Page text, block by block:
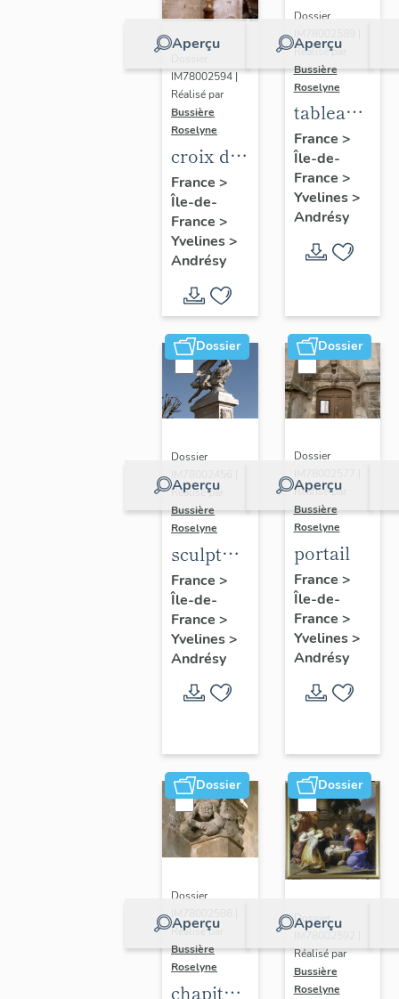
Aperçu
IM78002594 |
Réalisé par
Bussière
Roselyne
croix de
procession
n°2
France >
Île-de-
France >
Yvelines>
Andrésy
Aperçu
Dossier
Réalisé par
Bussière
Roselyne
tableau :
Le
Christ et
la veuve
de Naïm
France >
Île-de-
France >
Yvelines>
Andrésy
Dossier
Aperçu
Dossier
Réalisé par
Bussière
Roselyne
sculpture
: Victoire
jouant
de la
trompette
France >
Île-de-
France >
Yvelines>
Andrésy
Dossier
Aperçu
Dossier
Réalisé par
Bussière
Roselyne
portail
France >
Île-de-
France >
Yvelines>
Andrésy
Dossier
Aperçu
Dossier
Réalisé par
Bussière
Roselyne
chapiteau
Dossier
Aperçu
Dossier
IM78002592 |
Réalisé par
Bussière
Roselyne